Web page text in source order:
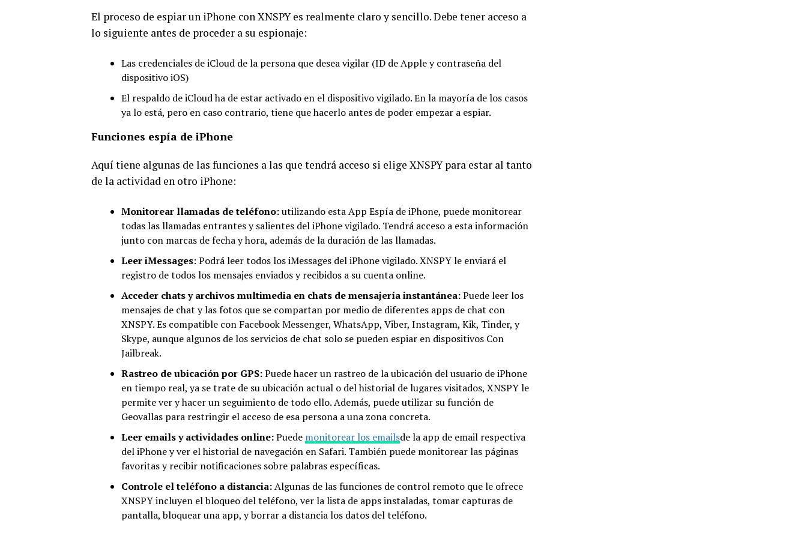
El proceso de espiar un iPhone con XNSPY es realmente claro y sencillo. Debe tener acceso a
lo siguiente antes de proceder a su espionaje:
Las credenciales de iCloud de la persona que desea vigilar (ID de Apple y contraseña del
dispositivo iOS)
El respaldo de iCloud ha de estar activado en el dispositivo vigilado. En la mayoría de los casos
ya lo está, pero en caso contrario, tiene que hacerlo antes de poder empezar a espiar.
Funciones espía de iPhone
Aquí tiene algunas de las funciones a las que tendrá acceso si elige XNSPY para estar al tanto
de la actividad en otro iPhone:
Monitorear llamadas de teléfono:utilizando esta App Espía de iPhone, puede monitorear
todas las llamadas entrantes y salientes del iPhone vigilado. Tendrá acceso a esta información
junto con marcas de fecha y hora, además de la duración de las llamadas.
Leer iMessages: Podrá leer todos los iMessages del iPhone vigilado. XNSPY le enviará el
registro de todos los mensajes enviados y recibidos a su cuenta online.
Acceder chats y archivos multimedia en chats de mensajería instantánea:Puede leer los
mensajes de chat y las fotos que se compartan por medio de diferentes apps de chat con
XNSPY. Es compatible con Facebook Messenger, WhatsApp, Viber, Instagram, Kik, Tinder, y
Skype, aunque algunos de los servicios de chat solo se pueden espiar en dispositivos Con
Jailbreak.
Rastreo de ubicación por GPS:Puede hacer un rastreo de la ubicación del usuario de iPhone
en tiempo real, ya se trate de su ubicación actual o del historial de lugares visitados, XNSPY le
permite ver y hacer un seguimiento de todo ello. Además, puede utilizar su función de
Geovallas para restringir el acceso de esa persona a una zona concreta.
Leer emails y actividades online:Puede monitorear los emailsde la app de email respectiva
del iPhone y ver el historial de navegación en Safari. También puede monitorear las páginas
favoritas y recibir notificaciones sobre palabras específicas.
Controle el teléfono a distancia:Algunas de las funciones de control remoto que le ofrece
XNSPY incluyen el bloqueo del teléfono, ver la lista de apps instaladas, tomar capturas de
pantalla, bloquear una app, y borrar a distancia los datos del teléfono.